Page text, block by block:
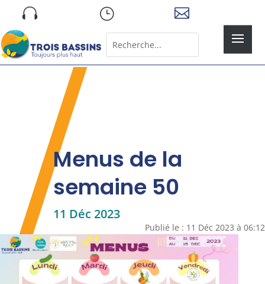
 } 
for...
Menus de la
semaine 50
11 Déc 2023
Publié le : 11 Déc 2023 à 06:12